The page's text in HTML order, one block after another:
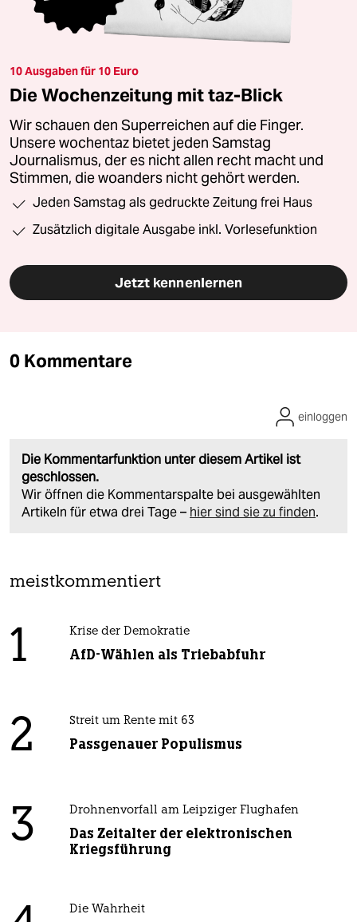
10 Ausgaben für 10 Euro
Die Wochenzeitung mit taz-Blick
Wir schauen den Superreichen auf die Finger.
Unsere wochentaz bietet jeden Samstag
Journalismus, der es nicht allen recht macht und
Stimmen, die woanders nicht gehört werden.
Jeden Samstag als gedruckte Zeitung frei Haus
Zusätzlich digitale Ausgabe inkl. Vorlesefunktion
Jetzt kennenlernen
0 Kommentare
Die Kommentarfunktion unter diesem Artikel ist
geschlossen.
Wir öffnen die Kommentarspalte bei ausgewählten
Artikeln für etwa drei Tage – hier sind sie zu finden.
einloggen
meistkommentiert
1 Krise der Demokratie
AfD-Wählen als Triebabfuhr
2 Streit um Rente mit 63
Passgenauer Populismus
3 Drohnenvorfall am Leipziger Flughafen
Das Zeitalter der elektronischen
Kriegsführung
Die Wahrheit